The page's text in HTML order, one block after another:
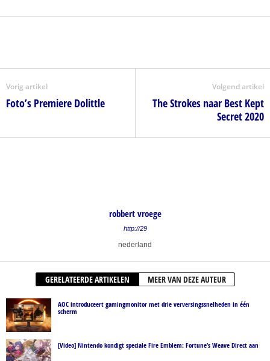
Vorig artikel
Foto’s Premiere Dolittle
Volgend artikel
The Strokes naar Best Kept
Secret 2020
robbert vroege
http://29
nederland
GERELATEERDE ARTIKELEN MEER VAN DEZE AUTEUR
AOC introduceert gamingmonitor met drie verversingssnelheden in één
scherm
[Video] Nintendo kondigt speciale Fire Emblem: Fortune’s Weave Direct aan